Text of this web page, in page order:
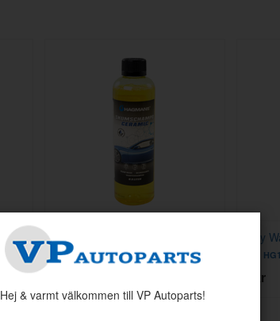
Skumschampo Ceramic 0,5L
Artnr:HG14541
Spray
80 kr
Hej & varmt välkommen till VP Autoparts!